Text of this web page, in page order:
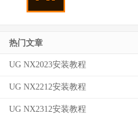
热门文章
UG NX2023安装教程
UG NX2212安装教程
UG NX2312安装教程